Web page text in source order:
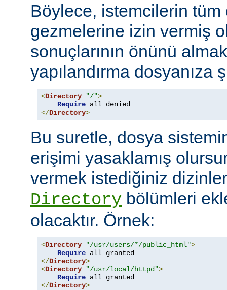
Böylece, istemcilerin
gezmelerine izin vermiş
sonuçlarının önünü
yapılandırma dosyanıza
<Directory "/">
Require
</Directory>
Bu suretle, dosya
erişimi yasaklamış
vermek istediğiniz
Directory bölümleri
olacaktır. Örnek:
<Directory "/usr/users/*/public_html">
Require
</Directory>
<Directory "/usr/local/httpd">
Require
</Directory>